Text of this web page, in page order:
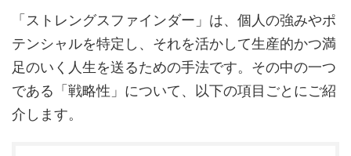
「ストレングスファインダー」は、個人の強みやポ
テンシャルを特定し、それを活かして生産的かつ満
足のいく人生を送るための手法です。その中の一つ
である「戦略性」について、以下の項目ごとにご紹
介します。